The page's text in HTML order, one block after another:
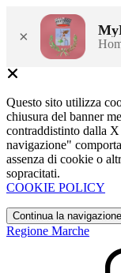
×
Questo sito utilizza
chiusura del banner
contraddistinto dalla
navigazione"
assenza di cookie o
sopracitati.
COOKIE POLICY
Continua la navigazione
Regione Marche